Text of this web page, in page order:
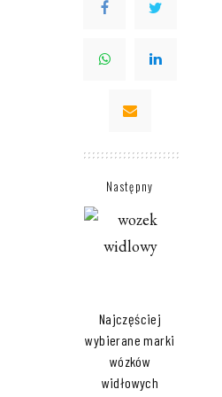
Następny
Najczęściej
wybierane marki
wózków
widłowych